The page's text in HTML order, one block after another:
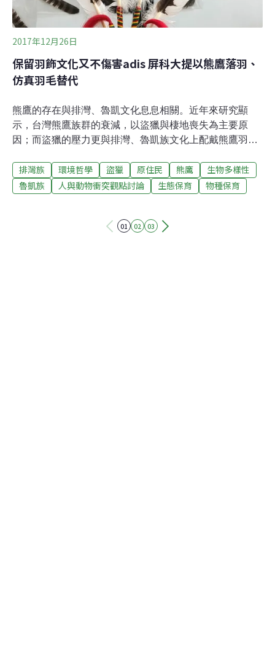
2017年12月26日
保留羽飾文化又不傷害adis 屏科大提以熊鷹落羽、
仿真羽毛替代
熊鷹的存在與排灣、魯凱文化息息相關。近年來研究顯
示，台灣熊鷹族群的衰減，以盜獵與棲地喪失為主要原
因；而盜獵的壓力更與排灣、魯凱族文化上配戴熊鷹羽
文化與熊鷹族群存續之間的平衡，屏東科技大學野生動物
保育所鳥類生態研究室本月再度邀集排灣族各部落領袖
方案，並首度展示仿真羽毛。仿真、自然落羽 可部份取代
排灣族 環境哲學 盜獵 原住民 熊鷹
生物多樣性
魯凱族
人與動物衝突觀點討論 生態保育 物種保育
01 02 03